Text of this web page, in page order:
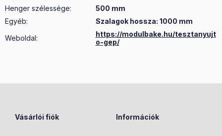
Henger szélessége:
500 mm
Egyéb:
Szalagok hossza: 1000 mm
Weboldal:
https://modulbake.hu/tesztanyujt
o-gep/
Vásárlói fiók Információk